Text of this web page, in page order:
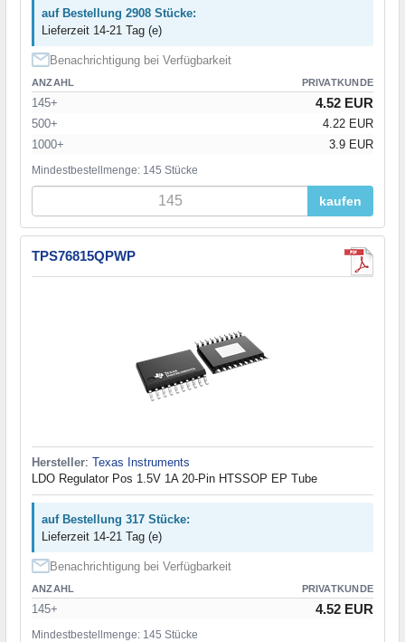
auf Bestellung 2908 Stücke:
Lieferzeit 14-21 Tag (e)
Benachrichtigung bei Verfügbarkeit
ANZAHL PRIVATKUNDE
145+ 4.52 EUR
500+
4.22 EUR
1000+
3.9 EUR
Mindestbestellmenge: 145 Stücke
kaufen
TPS76815QPWP
Hersteller: Texas Instruments
LDO Regulator Pos 1.5V 1A 20-Pin HTSSOP EP Tube
auf Bestellung 317 Stücke:
Lieferzeit 14-21 Tag (e)
Benachrichtigung bei Verfügbarkeit
ANZAHL PRIVATKUNDE
145+ 4.52 EUR
Mindestbestellmenge: 145 Stücke